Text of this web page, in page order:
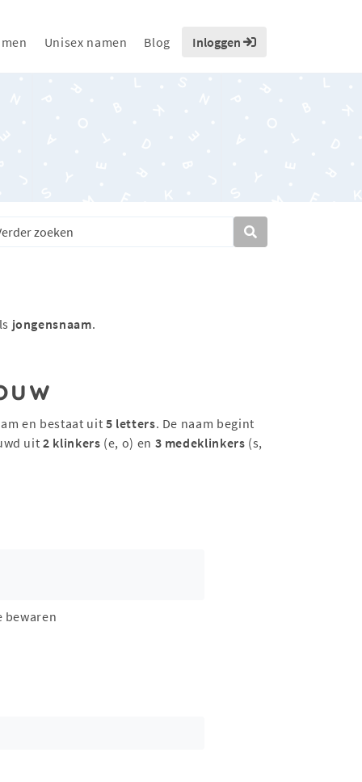
Unisex namen Blog Inloggen
jongensnaam.
en bestaat uit5 letters. De naam begint
uit2 klinkers (e, o) en 3 medeklinkers (s,
bewaren